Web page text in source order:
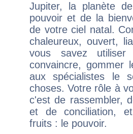
Jupiter, la planète
pouvoir et de la
de votre ciel natal.
chaleureux, ouvert,
vous savez
convaincre, gommer
aux spécialistes le
choses. Votre rôle à
c'est de rassembler,
et de conciliation,
fruits : le pouvoir.